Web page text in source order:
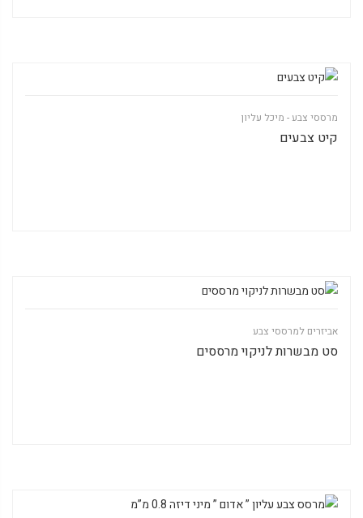
מרססי צבע - מיכל עליון
קיט צבעים
אביזרים למרססי צבע
סט מבשרות לניקוי מרססים